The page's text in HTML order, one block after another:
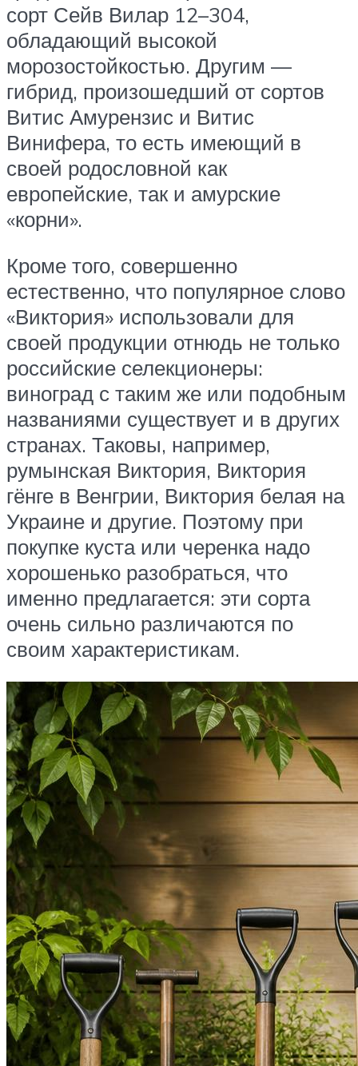
сорт Сейв Вилар 12–304,
обладающий высокой
морозостойкостью. Другим —
гибрид, произошедший от сортов
Витис Амурензис и Витис
Винифера, то есть имеющий в
своей родословной как
европейские, так и амурские
«корни».
Кроме того, совершенно
естественно, что популярное слово
«Виктория» использовали для
своей продукции отнюдь не только
российские селекционеры:
виноград с таким же или подобным
названиями существует и в других
странах. Таковы, например,
румынская Виктория, Виктория
гёнге в Венгрии, Виктория белая на
Украине и другие. Поэтому при
покупке куста или черенка надо
хорошенько разобраться, что
именно предлагается: эти сорта
очень сильно различаются по
своим характеристикам.